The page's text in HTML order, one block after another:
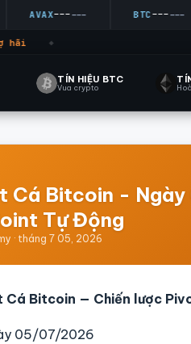
AVAX------ ------
hãi
TÍN HIỆU BTC
Vua crypto
Cá Bitcoin -
Tự Động
· tháng 7 05, 2026
Cá Bitcoin — Chiến lược
05/07/2026